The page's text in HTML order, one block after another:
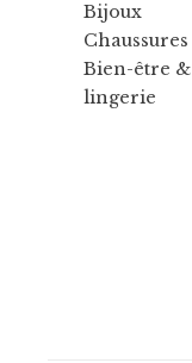
Bijoux
Chaussures
Bien-être &
lingerie